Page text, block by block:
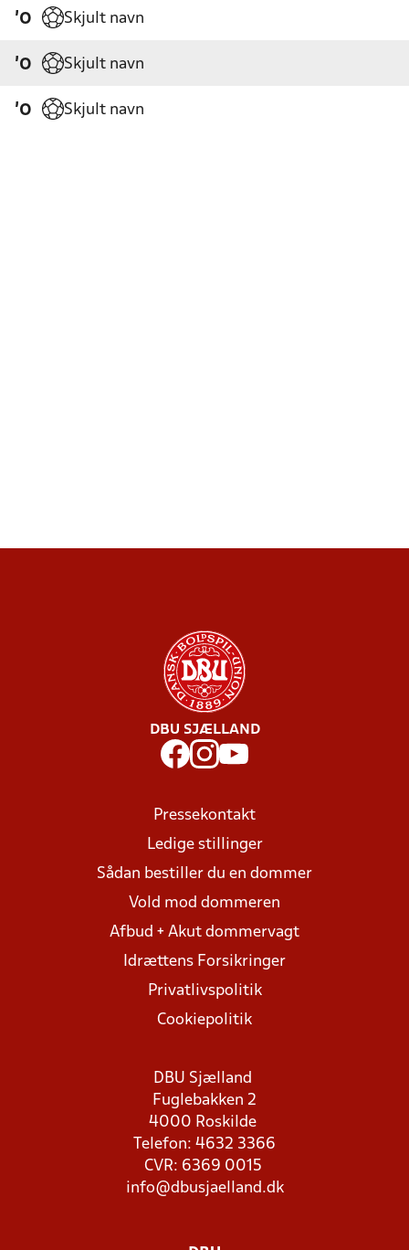
'0 Skjult navn
'0 Skjult navn
'0 Skjult navn
DBU SJÆLLAND
Pressekontakt
Ledige stillinger
Sådan bestiller du en dommer
Vold mod dommeren
Afbud + Akut dommervagt
Idrættens Forsikringer
Privatlivspolitik
Cookiepolitik
DBU Sjælland
Fuglebakken 2
4000 Roskilde
Telefon: 4632 3366
CVR: 6369 0015
info@dbusjaelland.dk